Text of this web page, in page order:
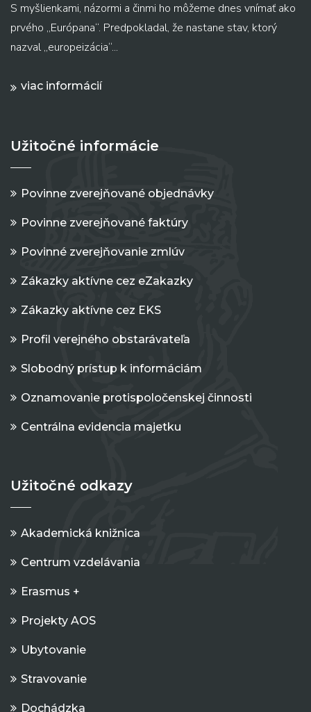
S myšlienkami, názormi a činmi ho môžeme dnes vnímať ako
prvého „Európana“. Predpokladal, že nastane stav, ktorý
nazval „europeizácia“...
viac informácií
Užitočné informácie
Povinne zverejňované objednávky
Povinne zverejňované faktúry
Povinné zverejňovanie zmlúv
Zákazky aktívne cez eZakazky
Zákazky aktívne cez EKS
Profil verejného obstarávateľa
Slobodný prístup k informáciám
Oznamovanie protispoločenskej činnosti
Centrálna evidencia majetku
Užitočné odkazy
Akademická knižnica
Centrum vzdelávania
Erasmus +
Projekty AOS
Ubytovanie
Stravovanie
Dochádzka